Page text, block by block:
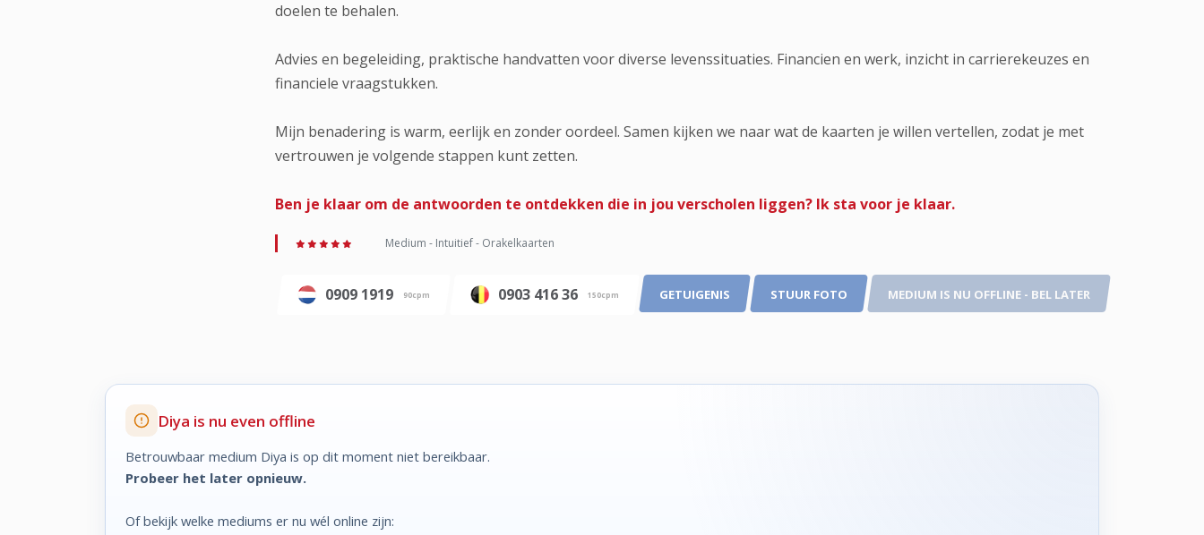
doelen te behalen.
Advies en begeleiding, praktische handvatten voor diverse levenssituaties. Financien en werk, inzicht in carrierekeuzes en
financiele vraagstukken.
Mijn benadering is warm, eerlijk en zonder oordeel. Samen kijken we naar wat de kaarten je willen vertellen, zodat je met
vertrouwen je volgende stappen kunt zetten.
Ben je klaar om de antwoorden te ontdekken die in jou verscholen liggen? Ik sta voor je klaar.
Medium - Intuitief - Orakelkaarten
0909 1919 90cpm 0903 416 36 150cpm GETUIGENIS STUUR FOTO MEDIUM IS NU OFFLINE - BEL LATER
Diya is nu even offline
Betrouwbaar medium Diya is op dit moment niet bereikbaar.
Probeer het later opnieuw.
Of bekijk welke mediums er nu wél online zijn: